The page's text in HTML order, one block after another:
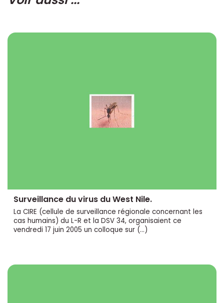
Surveillance du virus du West Nile.
La CIRE (cellule de surveillance régionale concernant les
cas humains) du L-R et la DSV 34, organisaient ce
vendredi 17 juin 2005 un colloque sur (…)